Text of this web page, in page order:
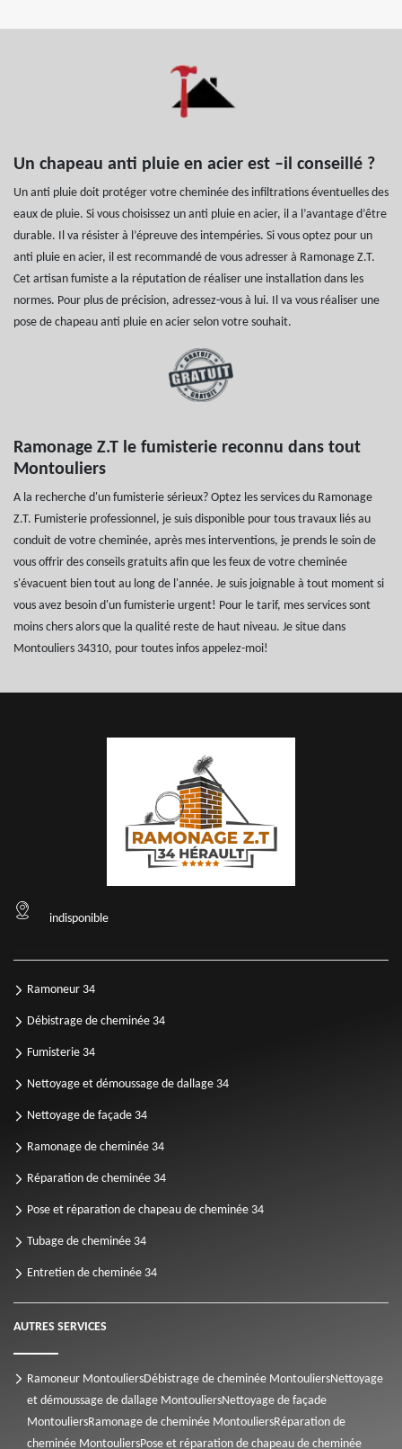
Un chapeau anti pluie en acier est –il conseillé ?
Un anti pluie doit protéger votre cheminée des infiltrations éventuelles des
eaux de pluie. Si vous choisissez un anti pluie en acier, il a l’avantage d’être
durable. Il va résister à l’épreuve des intempéries. Si vous optez pour un
anti pluie en acier, il est recommandé de vous adresser à Ramonage Z.T.
Cet artisan fumiste a la réputation de réaliser une installation dans les
normes. Pour plus de précision, adressez-vous à lui. Il va vous réaliser une
pose de chapeau anti pluie en acier selon votre souhait.
Ramonage Z.T le fumisterie reconnu dans tout
Montouliers
A la recherche d'un fumisterie sérieux? Optez les services du Ramonage
Z.T. Fumisterie professionnel, je suis disponible pour tous travaux liés au
conduit de votre cheminée, après mes interventions, je prends le soin de
vous offrir des conseils gratuits afin que les feux de votre cheminée
s'évacuent bien tout au long de l'année. Je suis joignable à tout moment si
vous avez besoin d'un fumisterie urgent! Pour le tarif, mes services sont
moins chers alors que la qualité reste de haut niveau. Je situe dans
Montouliers 34310, pour toutes infos appelez-moi!
indisponible
Ramoneur 34
Débistrage de cheminée 34
Fumisterie 34
Nettoyage et démoussage de dallage 34
Nettoyage de façade 34
Ramonage de cheminée 34
Réparation de cheminée 34
Pose et réparation de chapeau de cheminée 34
Tubage de cheminée 34
Entretien de cheminée 34
AUTRES SERVICES
Ramoneur MontouliersDébistrage de cheminée MontouliersNettoyage
et démoussage de dallage MontouliersNettoyage de façade
MontouliersRamonage de cheminée MontouliersRéparation de
cheminée MontouliersPose et réparation de chapeau de cheminée